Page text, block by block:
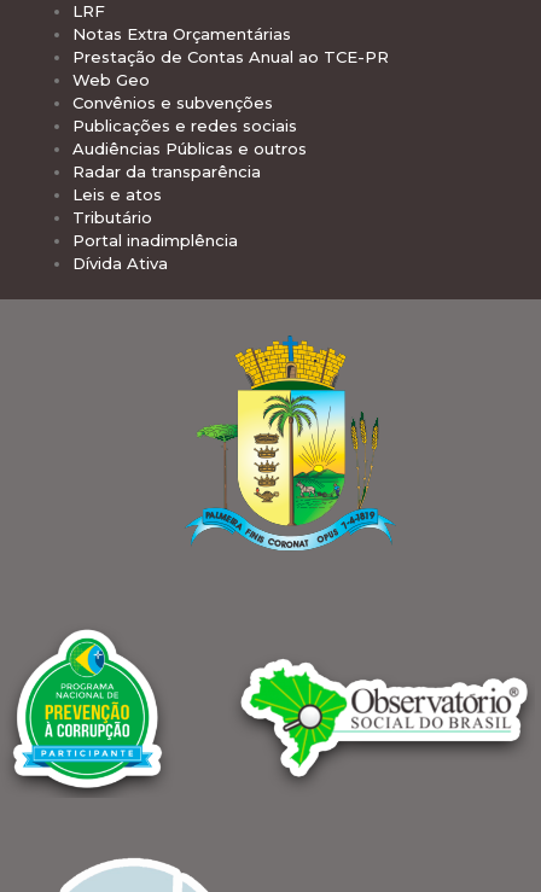
LRF
Notas Extra Orçamentárias
Prestação de Contas Anual ao TCE-PR
Web Geo
Convênios e subvenções
Publicações e redes sociais
Audiências Públicas e outros
Radar da transparência
Leis e atos
Tributário
Portal inadimplência
Dívida Ativa